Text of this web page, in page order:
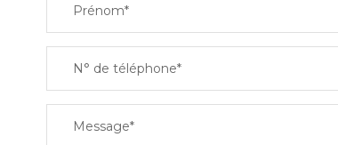
Prénom*
N° de téléphone*
Message*